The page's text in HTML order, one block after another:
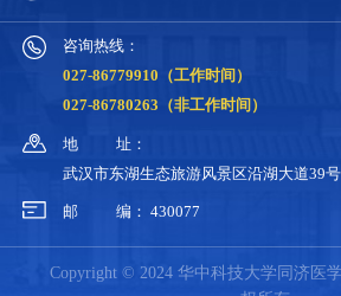
咨询热线：
027-86779910（工作时间）
027-86780263（非工作时间）
地
址：
武汉市东湖生态旅游风景区沿湖大道39号
邮 编： 430077
Copyright © 2024 华中科技大学同济医